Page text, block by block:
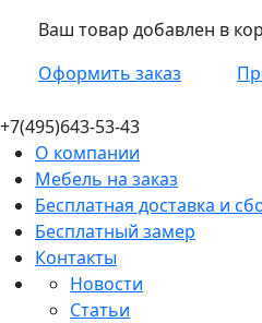
Ваш товар добавлен в
Оформить заказ
+7(495)643-53-43
О компании
Мебель на заказ
Бесплатная доставка и
Бесплатный замер
Контакты
Новости
Статьи